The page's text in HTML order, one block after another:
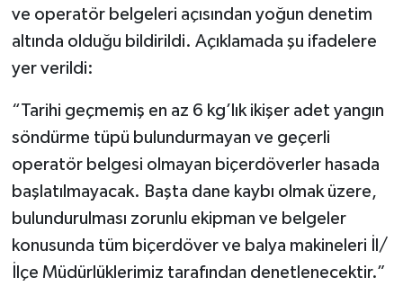
ve operatör belgeleri açısından yoğun denetim
altında olduğu bildirildi. Açıklamada şu ifadelere
yer verildi:
“Tarihi geçmemiş en az 6 kg’lık ikişer adet yangın
söndürme tüpü bulundurmayan ve geçerli
operatör belgesi olmayan biçerdöverler hasada
başlatılmayacak. Başta dane kaybı olmak üzere,
bulundurulması zorunlu ekipman ve belgeler
konusunda tüm biçerdöver ve balya makineleri İl/
İlçe Müdürlüklerimiz tarafından denetlenecektir.”